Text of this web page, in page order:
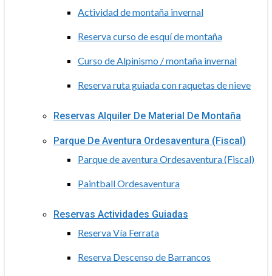
Actividad de montaña invernal
Reserva curso de esquí de montaña
Curso de Alpinismo / montaña invernal
Reserva ruta guiada con raquetas de nieve
Reservas Alquiler De Material De Montaña
Parque De Aventura Ordesaventura (Fiscal)
Parque de aventura Ordesaventura (Fiscal)
Paintball Ordesaventura
Reservas Actividades Guiadas
Reserva Vía Ferrata
Reserva Descenso de Barrancos